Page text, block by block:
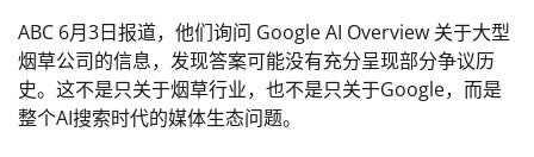
ABC 6月3日报道，他们询问 Google AI Overview 关于大型
烟草公司的信息，发现答案可能没有充分呈现部分争议历
史。这不是只关于烟草行业，也不是只关于Google，而是
整个AI搜索时代的媒体生态问题。